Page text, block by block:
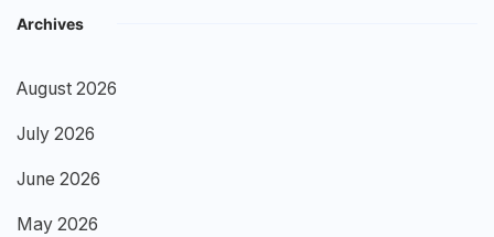
Archives
August 2026
July 2026
June 2026
May 2026